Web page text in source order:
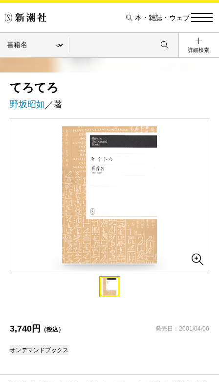
本・雑誌・ウェブ
詳細検索
てろてろ
野坂昭如 ／著
3,740円 （税込） 発売日：2001/04/06
オンデマンドブックス